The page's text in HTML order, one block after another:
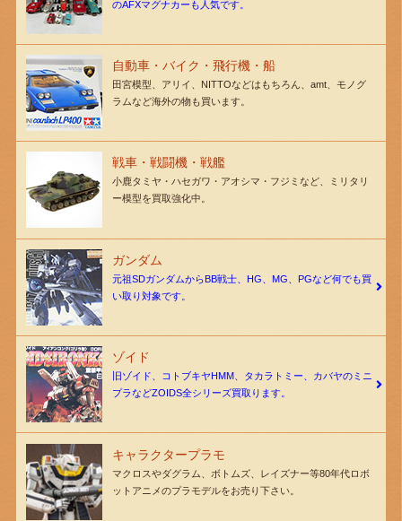
のAFXマグナカーも人気です。
自動車・バイク・飛行機・船
田宮模型、アリイ、NITTOなどはもちろん、amt、モノグ
ラムなど海外の物も買います。
戦車・戦闘機・戦艦
小鹿タミヤ・ハセガワ・アオシマ・フジミなど、ミリタリ
ー模型を買取強化中。
ガンダム
元祖SDガンダムからBB戦士、HG、MG、PGなど何でも買
い取り対象です。
ゾイド
旧ゾイド、コトブキヤHMM、タカラトミー、カバヤのミニ
プラなどZOIDS全シリーズ買取ります。
キャラクタープラモ
マクロスやダグラム、ボトムズ、レイズナー等80年代ロボ
ットアニメのプラモデルをお売り下さい。